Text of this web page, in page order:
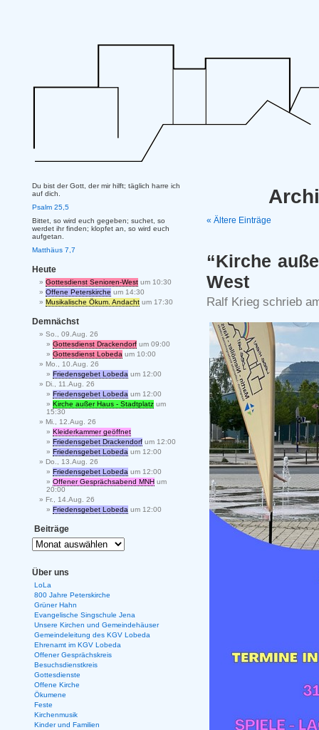
« Ältere Einträge
“Kirche
West
Ralf Krieg schrieb
Du bist der Gott, der mir hilft; täglich harre ich
auf dich.
Psalm 25,5
Bittet, so wird euch gegeben; suchet, so
werdet ihr finden; klopfet an, so wird euch
aufgetan.
Matthäus 7,7
Heute
Gottesdienst Senioren-West um 10:30
Offene Peterskirche um 14:30
Musikalische Ökum. Andacht um 17:30
Demnächst
So., 09.Aug. 26
Gottesdienst Drackendorf um 09:00
Gottesdienst Lobeda um 10:00
Mo., 10.Aug. 26
Friedensgebet Lobeda um 12:00
Di., 11.Aug. 26
Friedensgebet Lobeda um 12:00
Kirche außer Haus - Stadtplatz um
15:30
Mi., 12.Aug. 26
Kleiderkammer geöffnet
Friedensgebet Drackendorf um 12:00
Friedensgebet Lobeda um 12:00
Do., 13.Aug. 26
Friedensgebet Lobeda um 12:00
Offener Gesprächsabend MNH um
20:00
Fr., 14.Aug. 26
Friedensgebet Lobeda um 12:00
Beiträge
Über uns
LoLa
800 Jahre Peterskirche
Grüner Hahn
Evangelische Singschule Jena
Unsere Kirchen und Gemeindehäuser
Gemeindeleitung des KGV Lobeda
Ehrenamt im KGV Lobeda
Offener Gesprächskreis
Besuchsdienstkreis
Gottesdienste
Offene Kirche
Ökumene
Feste
Kirchenmusik
Kinder und Familien